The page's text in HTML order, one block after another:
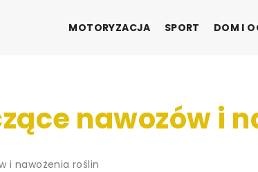
MOTORYZACJA SPORT DOM I
nawozów i
i nawożenia roślin